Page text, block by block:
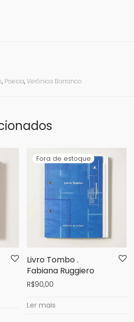
, Poesia,Verónica Barranco
Livro Tombo .
Fabiana Ruggiero
R$90,00
Ler mais